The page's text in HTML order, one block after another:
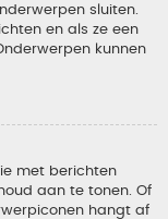
sluiten.
en als ze een
kunnen
met berichten
aan te tonen. Of
hangt af